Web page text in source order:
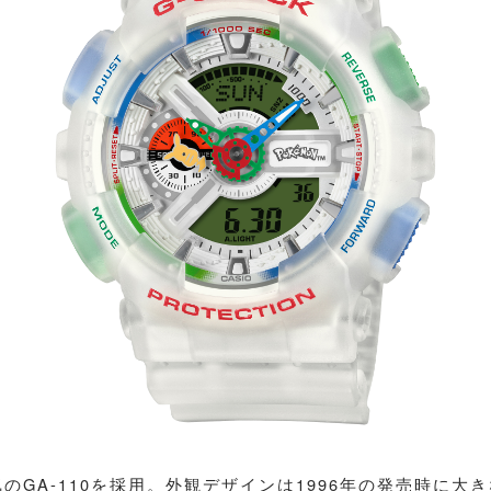
GA-110を採用。外観デザインは1996年の発売時に大